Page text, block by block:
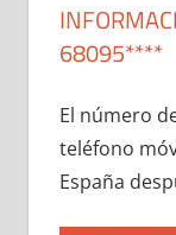
68095****
El número
teléfono
España